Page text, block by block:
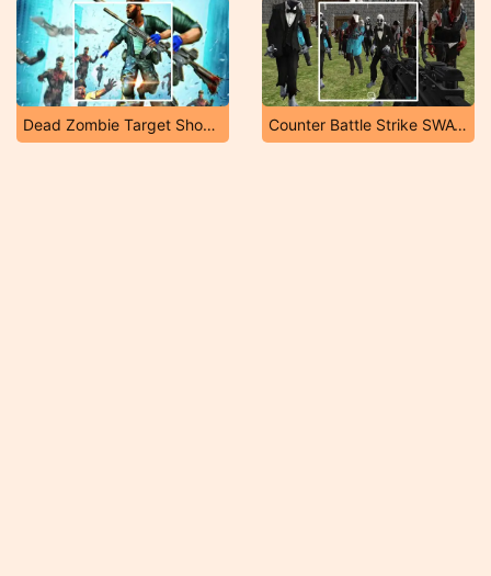
Dead Zombie Target Shooting Game Counter Battle Strike SWAT Multiplayer